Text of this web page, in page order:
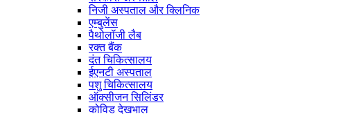
निजी अस्पताल और क्लिनिक
एम्बुलेंस
पैथोलॉजी लैब
रक्त बैंक
दंत चिकित्सालय
ईएनटी अस्पताल
पशु चिकित्सालय
ऑक्सीजन सिलिंडर
कोविड देखभाल